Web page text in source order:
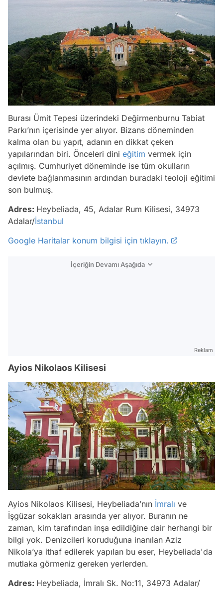
Burası Ümit Tepesi üzerindeki Değirmenburnu Tabiat
Parkı’nın içerisinde yer alıyor. Bizans döneminden
kalma olan bu yapıt, adanın en dikkat çeken
yapılarından biri. Önceleri dini eğitim vermek için
açılmış. Cumhuriyet döneminde ise tüm okulların
devlete bağlanmasının ardından buradaki teoloji eğitimi
son bulmuş.
Adres: Heybeliada, 45, Adalar Rum Kilisesi, 34973
Adalar/İstanbul
Google Haritalar konum bilgisi için tıklayın.
İçeriğin Devamı Aşağıda
Reklam
Ayios Nikolaos Kilisesi
Ayios Nikolaos Kilisesi, Heybeliada’nın İmralı ve
İşgüzar sokakları arasında yer alıyor. Buranın ne
zaman, kim tarafından inşa edildiğine dair herhangi bir
bilgi yok. Denizcileri koruduğuna inanılan Aziz
Nikola’ya ithaf edilerek yapılan bu eser, Heybeliada'da
mutlaka görmeniz gereken yerlerden.
Adres: Heybeliada, İmralı Sk. No:11, 34973 Adalar/